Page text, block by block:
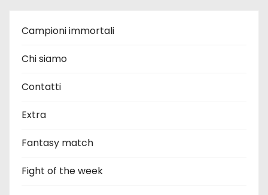
Campioni immortali
Chi siamo
Contatti
Extra
Fantasy match
Fight of the week